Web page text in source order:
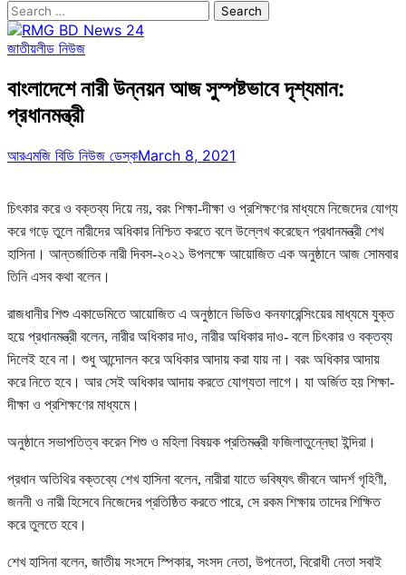
Search
for:
জাতীয়লীড নিউজ
বাংলাদেশে নারী উন্নয়ন আজ সুস্পষ্টভাবে দৃশ্যমান:
প্রধানমন্ত্রী
আরএমজি বিডি নিউজ ডেস্কMarch 8, 2021
চিৎকার করে ও বক্তব্য দিয়ে নয়, বরং শিক্ষা-দীক্ষা ও প্রশিক্ষণের মাধ্যমে নিজেদের যোগ্য
করে গড়ে তুলে নারীদের অধিকার নিশ্চিত করতে বলে উল্লেখ করেছেন প্রধানমন্ত্রী শেখ
হাসিনা। আন্তর্জাতিক নারী দিবস-২০২১ উপলক্ষে আয়োজিত এক অনুষ্ঠানে আজ সোমবার
তিনি এসব কথা বলেন।
রাজধানীর শিশু একাডেমিতে আয়োজিত এ অনুষ্ঠানে ভিডিও কনফারেন্সিংয়ের মাধ্যমে যুক্ত
হয়ে প্রধানমন্ত্রী বলেন, নারীর অধিকার দাও, নারীর অধিকার দাও- বলে চিৎকার ও বক্তব্য
দিলেই হবে না। শুধু আন্দোলন করে অধিকার আদায় করা যায় না। বরং অধিকার আদায়
করে নিতে হবে। আর সেই অধিকার আদায় করতে যোগ্যতা লাগে। যা অর্জিত হয় শিক্ষা-
দীক্ষা ও প্রশিক্ষণের মাধ্যমে।
অনুষ্ঠানে সভাপতিত্ব করেন শিশু ও মহিলা বিষয়ক প্রতিমন্ত্রী ফজিলাতুন্নেছা ইন্দিরা।
প্রধান অতিথির বক্তব্যে শেখ হাসিনা বলেন, নারীরা যাতে ভবিষ্যৎ জীবনে আদর্শ গৃহিণী,
জননী ও নারী হিসেবে নিজেদের প্রতিষ্ঠিত করতে পারে, সে রকম শিক্ষায় তাদের শিক্ষিত
করে তুলতে হবে।
শেখ হাসিনা বলেন, জাতীয় সংসদে স্পিকার, সংসদ নেতা, উপনেতা, বিরোধী নেতা সবাই